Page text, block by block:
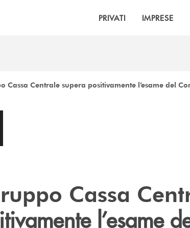
PRIVATI IMPRESE
Cassa Centrale supera positivamente l’esame del
Cassa
l’esame